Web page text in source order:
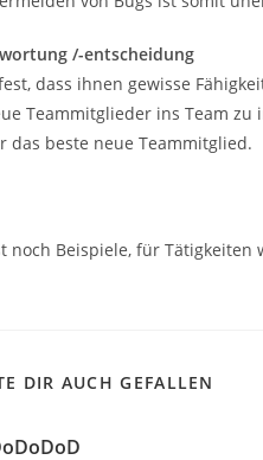
/-entscheidung
dass ihnen gewisse
Teammitglieder ins Team
das beste neue Teammitglied.
noch Beispiele, für
DIR AUCH GEFALLEN